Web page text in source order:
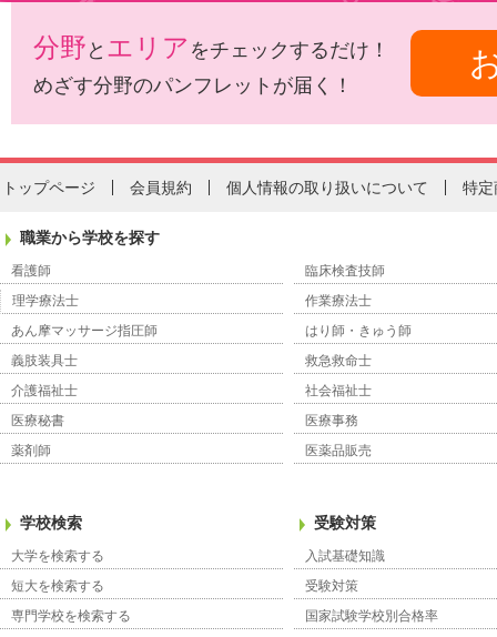
分野 と エリア をチェックするだけ！
めざす分野のパンフレットが届く！
トップページ 会員規約 個人情報の取り扱いについて 特定
職業から学校を探す
看護師
臨床検査技師
理学療法士
作業療法士
あん摩マッサージ指圧師
はり師・きゅう師
義肢装具士
救急救命士
介護福祉士
社会福祉士
医療秘書
医療事務
薬剤師
医薬品販売
学校検索
大学を検索する
短大を検索する
専門学校を検索する
受験対策
入試基礎知識
受験対策
国家試験学校別合格率